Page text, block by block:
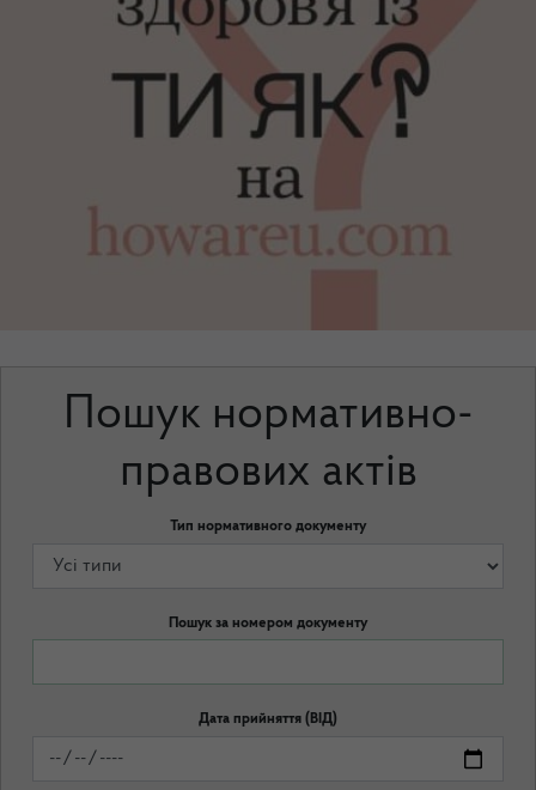
Пошук нормативно-
правових актів
Тип нормативного документу
Пошук за номером документу
Дата прийняття (ВІД)